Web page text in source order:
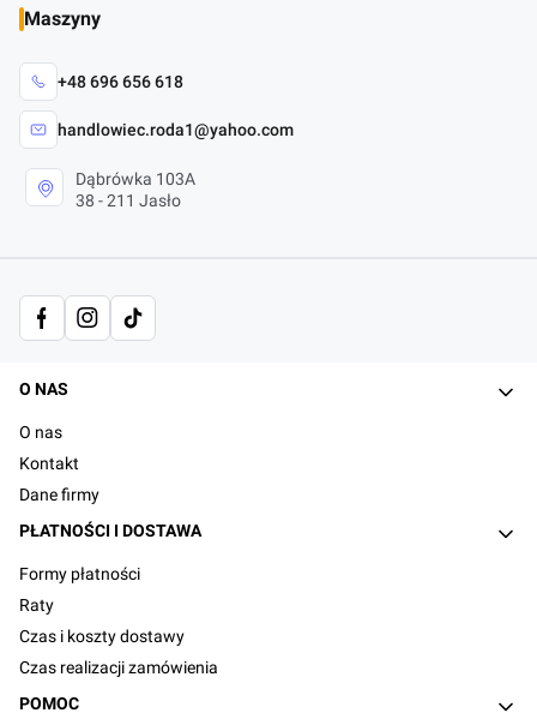
Maszyny
+48 696 656 618
handlowiec.roda1@yahoo.com
Dąbrówka 103A
38 - 211 Jasło
Linki w stopce
O NAS
O nas
Kontakt
Dane firmy
PŁATNOŚCI I DOSTAWA
Formy płatności
Raty
Czas i koszty dostawy
Czas realizacji zamówienia
POMOC